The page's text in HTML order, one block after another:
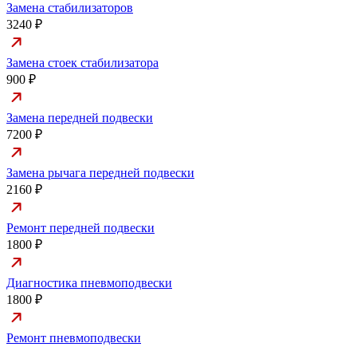
Замена стабилизаторов
3240 ₽
Замена стоек стабилизатора
900 ₽
Замена передней подвески
7200 ₽
Замена рычага передней подвески
2160 ₽
Ремонт передней подвески
1800 ₽
Диагностика пневмоподвески
1800 ₽
Ремонт пневмоподвески